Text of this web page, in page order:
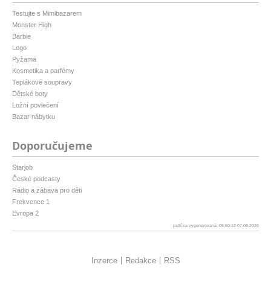
Testujte s Mimibazarem
Monster High
Barbie
Lego
Pyžama
Kosmetika a parfémy
Teplákové soupravy
Dětské boty
Ložní povlečení
Bazar nábytku
Doporučujeme
Starjob
České podcasty
Rádio a zábava pro děti
Frekvence 1
Evropa 2
patička vygenerovaná: 05:50:12 07.08.2026
Inzerce Redakce RSS